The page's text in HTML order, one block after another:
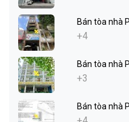
Bán tòa nhà
+4
Bán tòa nhà
+3
Bán tòa nhà